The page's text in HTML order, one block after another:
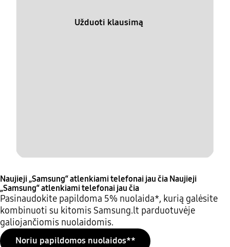
Užduoti klausimą
Naujieji „Samsung“ atlenkiami telefonai jau čia Naujieji
„Samsung“ atlenkiami telefonai jau čia
Pasinaudokite papildoma 5% nuolaida*, kurią galėsite
kombinuoti su kitomis Samsung.lt parduotuvėje
galiojančiomis nuolaidomis.
Noriu papildomos nuolaidos**